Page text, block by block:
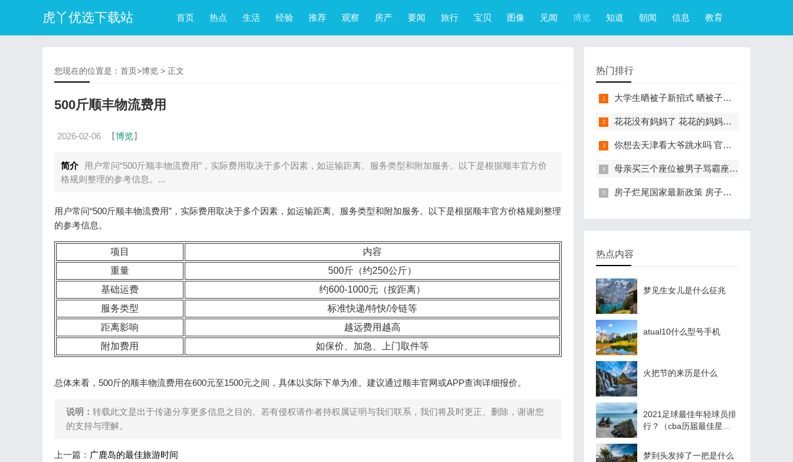
虎丫优选下载站 首页 热点 生活 经验 推荐 观察 房产 要闻 旅行 宝贝 图像 见闻 博览 知道 朝闻 信息 教育
您现在的位置是： 首页>博览 > 正文
500斤顺丰物流费用
2026-02-06 【博览】
简介
用户常问“500斤顺丰物流费用”，实际费用取决于多个因素，如运输距离、服务类型和附加服务。以下是根据顺丰官方价
格规则整理的参考信息。...
用户常问“500斤顺丰物流费用”，实际费用取决于多个因素，如运输距离、服务类型和附加服务。以下是根据顺丰官方价格规则整理
的参考信息。
项目
内容
重量
500斤（约250公斤）
基础运费
约600-1000元（按距离）
服务类型
标准快递/特快/冷链等
距离影响
越远费用越高
附加费用
如保价、加急、上门取件等
总体来看，500斤的顺丰物流费用在600元至1500元之间，具体以实际下单为准。建议通过顺丰官网或APP查询详细报价。
说明： 转载此文是出于传递分享更多信息之目的。若有侵权请作者持权属证明与我们联系，我们将及时更正、删除，谢谢您
的支持与理解。
上一篇： 广鹿岛的最佳旅游时间
热门排行
大学生晒被子新招式 晒被子新花样实在太机智
花花没有妈妈了 花花的妈妈是哪只大熊猫
你想去天津看大爷跳水吗 官方回应天津大爷跳水成打卡点
母亲买三个座位被男子骂霸座 女子买3个座位被无座大爷骂哭怎么回事
房子烂尾国家最新政策 房子烂尾了该找哪个部门解决?
热点内容
梦见生女儿是什么征兆
atual10什么型号手机
火把节的来历是什么
2021足球最佳年轻球员排
行？（cba历届最佳星锐
梦到头发掉了一把是什么